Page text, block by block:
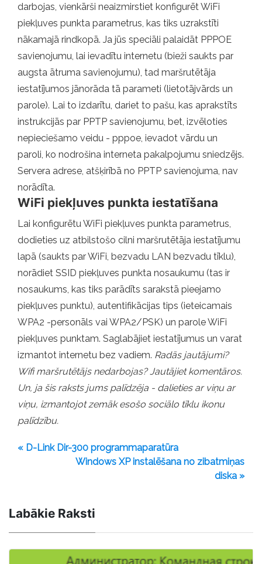
darbojas, vienkārši neaizmirstiet konfigurēt WiFi
piekļuves punkta parametrus, kas tiks uzrakstīti
nākamajā rindkopā. Ja jūs speciāli palaidāt PPPOE
savienojumu, lai ievadītu internetu (bieži saukts par
augsta ātruma savienojumu), tad maršrutētāja
iestatījumos jānorāda tā parameti (lietotājvārds un
parole). Lai to izdarītu, dariet to pašu, kas aprakstīts
instrukcijās par PPTP savienojumu, bet, izvēloties
nepieciešamo veidu - pppoe, ievadot vārdu un
paroli, ko nodrošina interneta pakalpojumu sniedzējs.
Servera adrese, atšķirībā no PPTP savienojuma, nav
norādīta.
WiFi piekļuves punkta iestatīšana
Lai konfigurētu WiFi piekļuves punkta parametrus,
dodieties uz atbilstošo cilni maršrutētāja iestatījumu
lapā (saukts par WiFi, bezvadu LAN bezvadu tīklu),
norādiet SSID piekļuves punkta nosaukumu (tas ir
nosaukums, kas tiks parādīts sarakstā pieejamo
piekļuves punktu), autentifikācijas tips (ieteicamais
WPA2 -personāls vai WPA2/PSK) un parole WiFi
piekļuves punktam. Saglabājiet iestatījumus un varat
izmantot internetu bez vadiem. Radās jautājumi?
Wifi maršrutētājs nedarbojas? Jautājiet komentāros.
Un, ja šis raksts jums palīdzēja - dalieties ar viņu ar
viņu, izmantojot zemāk esošo sociālo tīklu ikonu
palīdzību.
« D-Link Dir-300 programmaparatūra
Windows XP instalēšana no zibatmiņas
diska »
Labākie Raksti